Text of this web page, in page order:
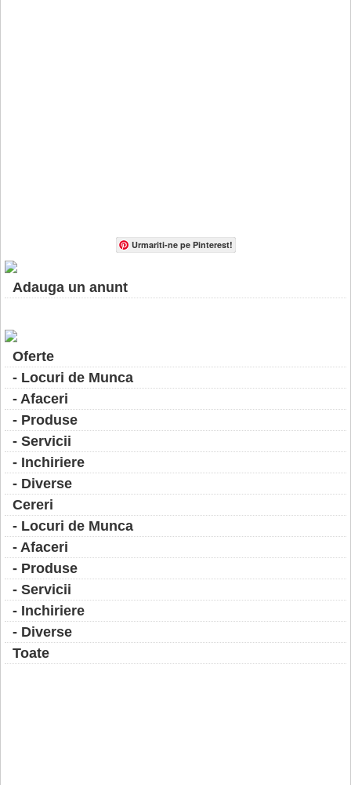
Urmariti-ne pe Pinterest!
Adauga un anunt
Oferte
- Locuri de Munca
- Afaceri
- Produse
- Servicii
- Inchiriere
- Diverse
Cereri
- Locuri de Munca
- Afaceri
- Produse
- Servicii
- Inchiriere
- Diverse
Toate